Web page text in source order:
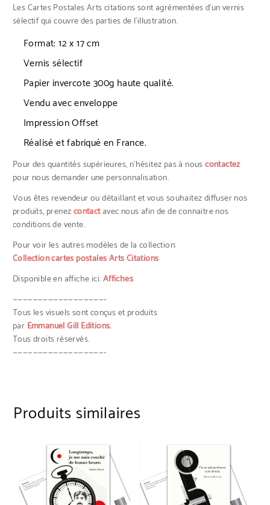
Les Cartes Postales Arts citations sont agrémentées d’un vernis
sélectif qui couvre des parties de l’illustration.
Format: 12 x 17 cm
Vernis sélectif
Papier invercote 300g haute qualité.
Vendu avec enveloppe
Impression Offset
Réalisé et fabriqué en France.
Pour des quantités supérieures, n’hésitez pas à nouscontactez
pour nous demander une personnalisation.
Vous êtes revendeur ou détaillant et vous souhaitez diffuser nos
produits, prenezcontactavec nous afin de de connaitre nos
conditions de vente.
Pour voir les autres modèles de la collection:
Collection cartes postales Arts Citations
Disponible en affiche ici:Affiches
——————————————————-
Tous les visuels sont conçus et produits
par Emmanuel Gill Editions.
Tous droits réservés.
——————————————————-
Produits similaires